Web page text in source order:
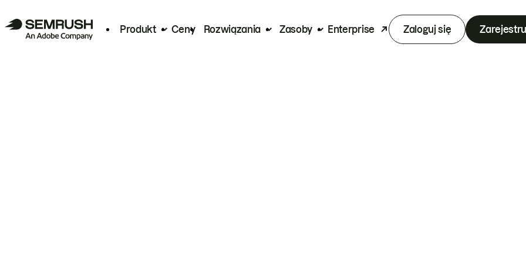
Produkt Ceny Rozwiązania Zasoby Enterprise Zaloguj się